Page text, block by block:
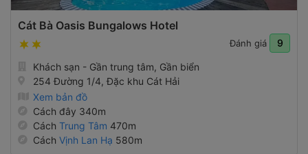
Cát Bà Oasis Bungalows Hotel
Đánh giá 9
Khách sạn - Gần trung tâm, Gần biển
254 Đường 1/4, Đặc khu Cát Hải
Xem bản đồ
Cách đây 340m
Cách Trung Tâm 470m
Cách Vịnh Lan Hạ 580m